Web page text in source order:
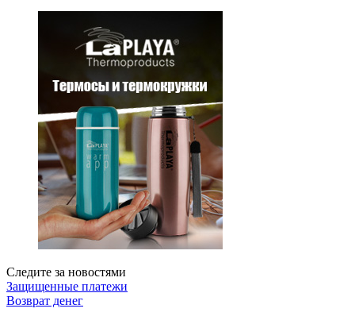
Следите за новостями
Защищенные платежи
Возврат денег